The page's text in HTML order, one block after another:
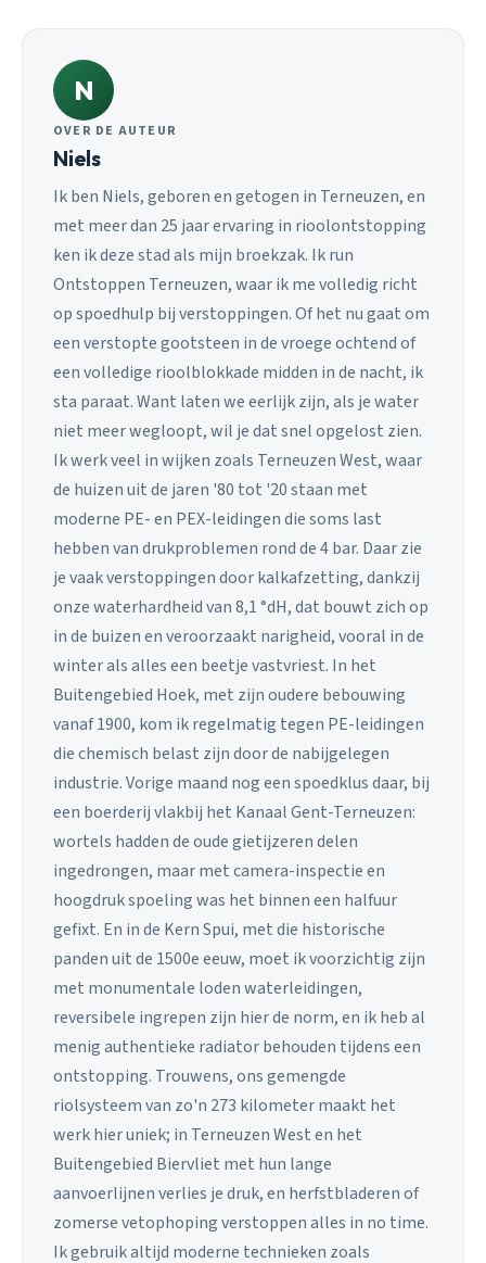
N
OVER DE AUTEUR
Niels
Ik ben Niels, geboren en getogen in Terneuzen, en
met meer dan 25 jaar ervaring in rioolontstopping
ken ik deze stad als mijn broekzak. Ik run
Ontstoppen Terneuzen, waar ik me volledig richt
op spoedhulp bij verstoppingen. Of het nu gaat om
een verstopte gootsteen in de vroege ochtend of
een volledige rioolblokkade midden in de nacht, ik
sta paraat. Want laten we eerlijk zijn, als je water
niet meer wegloopt, wil je dat snel opgelost zien.
Ik werk veel in wijken zoals Terneuzen West, waar
de huizen uit de jaren '80 tot '20 staan met
moderne PE- en PEX-leidingen die soms last
hebben van drukproblemen rond de 4 bar. Daar zie
je vaak verstoppingen door kalkafzetting, dankzij
onze waterhardheid van 8,1 °dH, dat bouwt zich op
in de buizen en veroorzaakt narigheid, vooral in de
winter als alles een beetje vastvriest. In het
Buitengebied Hoek, met zijn oudere bebouwing
vanaf 1900, kom ik regelmatig tegen PE-leidingen
die chemisch belast zijn door de nabijgelegen
industrie. Vorige maand nog een spoedklus daar, bij
een boerderij vlakbij het Kanaal Gent-Terneuzen:
wortels hadden de oude gietijzeren delen
ingedrongen, maar met camera-inspectie en
hoogdruk spoeling was het binnen een halfuur
gefixt. En in de Kern Spui, met die historische
panden uit de 1500e eeuw, moet ik voorzichtig zijn
met monumentale loden waterleidingen,
reversibele ingrepen zijn hier de norm, en ik heb al
menig authentieke radiator behouden tijdens een
ontstopping. Trouwens, ons gemengde
riolsysteem van zo'n 273 kilometer maakt het
werk hier uniek; in Terneuzen West en het
Buitengebied Biervliet met hun lange
aanvoerlijnen verlies je druk, en herfstbladeren of
zomerse vetophoping verstoppen alles in no time.
Ik gebruik altijd moderne technieken zoals